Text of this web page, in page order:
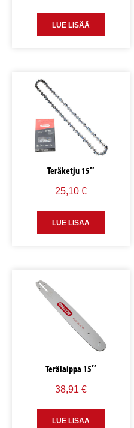
LUE LISÄÄ
Teräketju 15″
25,10 €
LUE LISÄÄ
Terälaippa 15″
38,91 €
LUE LISÄÄ